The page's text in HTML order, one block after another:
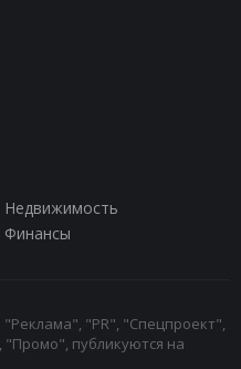
Недвижимость
Финансы
"PR", "Спецпроект",
публикуются на